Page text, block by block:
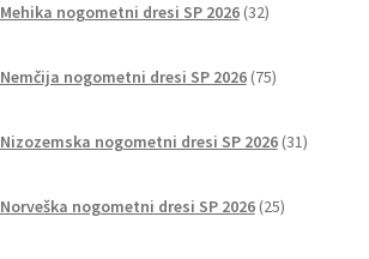
Mehika nogometni dresi SP 2026 32izdelkov
Nemčija nogometni dresi SP 2026 75izdelkov
Nizozemska nogometni dresi SP 2026 31izdelkov
Norveška nogometni dresi SP 2026 25izdelkov